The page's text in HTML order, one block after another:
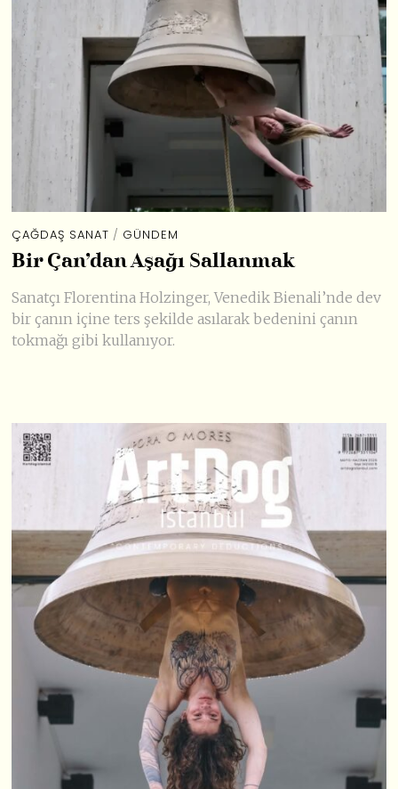
ÇAĞDAŞ SANAT / GÜNDEM
Bir Çan’dan Aşağı Sallanmak
Sanatçı Florentina Holzinger, Venedik Bienali’nde dev
bir çanın içine ters şekilde asılarak bedenini çanın
tokmağı gibi kullanıyor.